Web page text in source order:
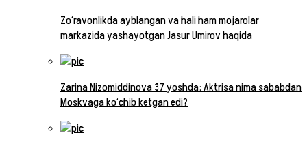
Zo‘ravonlikda ayblangan va hali ham mojarolar
markazida yashayotgan Jasur Umirov haqida
Zarina Nizomiddinova 37 yoshda: Aktrisa nima sababdan
Moskvaga ko‘chib ketgan edi?